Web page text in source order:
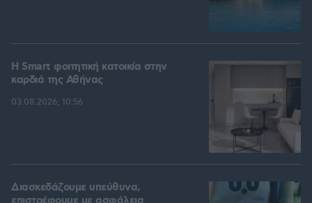
Η Smart φοιτητική κατοικία στην
καρδιά της Αθήνας
03.08.2026, 10:56
Διασκεδάζουμε υπεύθυνα,